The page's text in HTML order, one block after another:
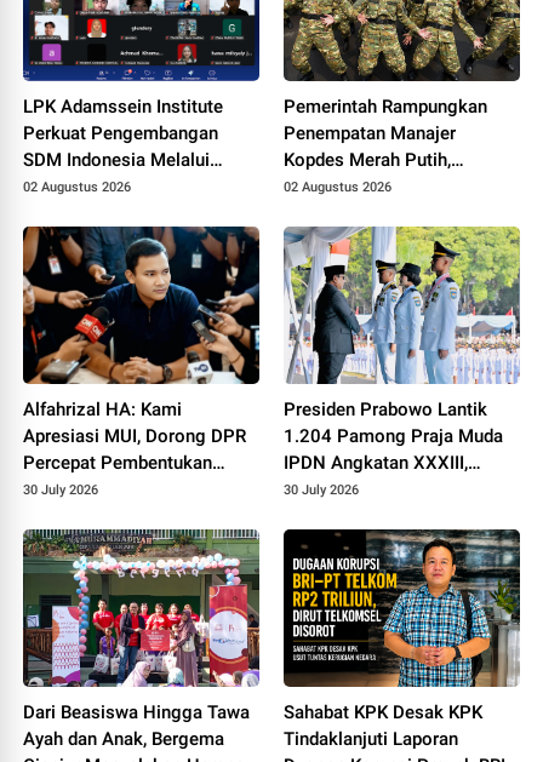
LPK Adamssein Institute
Perkuat Pengembangan
SDM Indonesia Melalui
Pelatihan Psikoterapi Islam
Berbasis Kompetensi
02 Augustus 2026
Pemerintah Rampungkan
Penempatan Manajer
Kopdes Merah Putih,
Anggaran Gaji Berpotensi
02 Augustus 2026
Alfahrizal HA: Kami
Apresiasi MUI, Dorong DPR
Percepat Pembentukan
Sanksi Pidana Pelaku
30 July 2026
Presiden Prabowo Lantik
1.204 Pamong Praja Muda
IPDN Angkatan XXXIII,
Tekankan Integritas dan
30 July 2026
Dari Beasiswa Hingga Tawa
Ayah dan Anak, Bergema
Sahabat KPK Desak KPK
Tindaklanjuti Laporan